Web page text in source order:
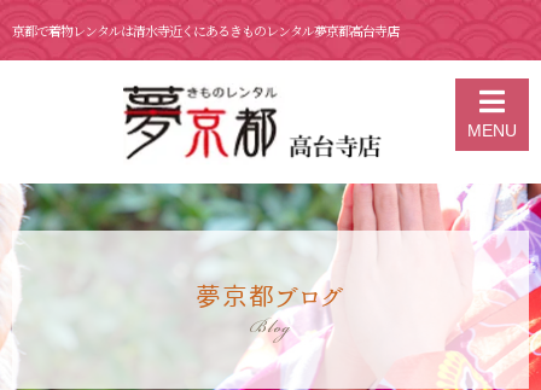
京都で着物レンタルは清水寺近くにあるきものレンタル夢京都高台寺店
MENU
京都の着物レンタル 夢京都 高台寺店
７月23日 京都着物レ
ンタル 夢京都高台寺店
夢京都ブログ
Blog